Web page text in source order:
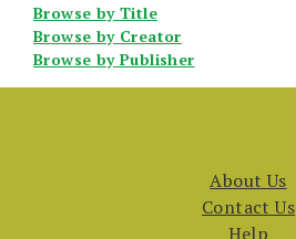
Browse by Title
Browse by Creator
Browse by Publisher
About Us
Contact Us
Help